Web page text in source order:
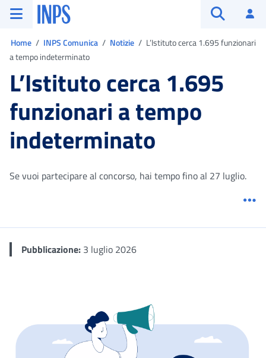
Vai al menu principale
Vai al contenuto principale
Vai al pie' di pagina
INPS ()
Home INPS Comunica Notizie
L’Istituto cerca 1.695 funzionari
a tempo indeterminato
L’Istituto cerca 1.695
funzionari a tempo
indeterminato
Se vuoi partecipare al concorso, hai tempo fino al 27 luglio.
Pubblicazione: 3 luglio 2026